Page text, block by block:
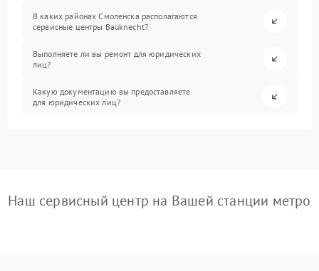
В каких районах Смоленска располагаются
сервисные центры Bauknecht?
Выполняете ли вы ремонт для юридических
лиц?
Какую документацию вы предоставляете
для юридических лиц?
Наш сервисный центр на Вашей станции метро